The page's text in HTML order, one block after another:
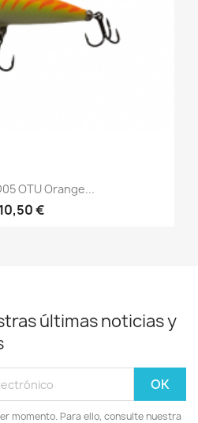
OTU Orange...
10,50 €
últimas noticias y
momento. Para ello, consulte nuestra